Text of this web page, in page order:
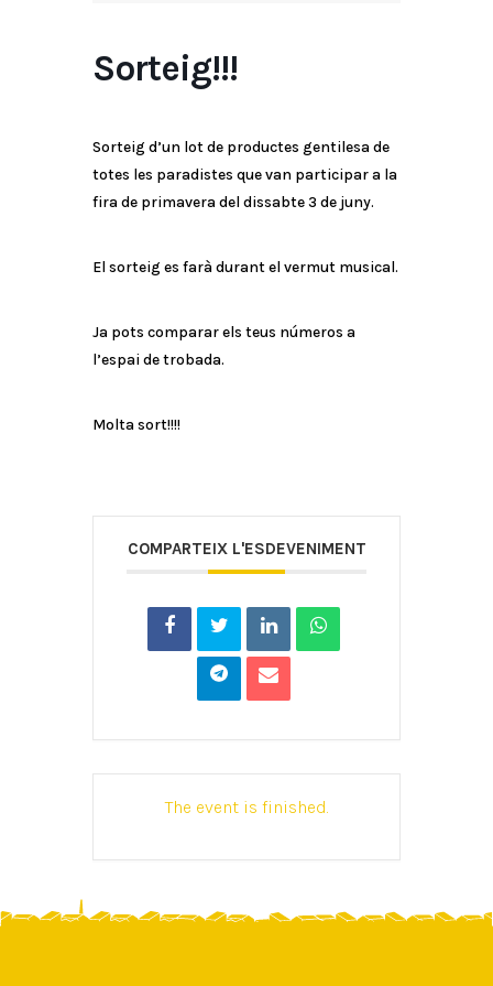
Sorteig!!!
Sorteig d’un lot de productes gentilesa de
totes les paradistes que van participar a la
fira de primavera del dissabte 3 de juny.
El sorteig es farà durant el vermut musical.
Ja pots comparar els teus números a
l’espai de trobada.
Molta sort!!!!
COMPARTEIX L'ESDEVENIMENT
The event is finished.